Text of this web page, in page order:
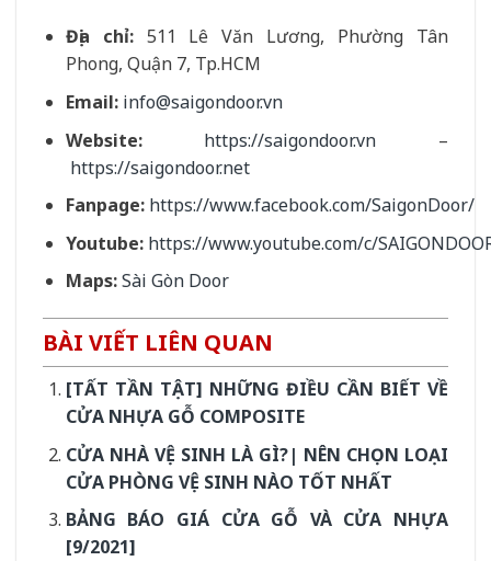
Địa chỉ:511 Lê Văn Lương, Phường Tân
Phong, Quận 7, Tp.HCM
Email: info@saigondoor.vn
Website:
https://saigondoor.vn –
https://saigondoor.net
Fanpage: https://www.facebook.com/SaigonDoor/
Youtube: https://www.youtube.com/c/
Maps:Sài Gòn Door
BÀI VIẾT LIÊN QUAN
[TẤT TẦN TẬT] NHỮNG ĐIỀU CẦN BIẾT VỀ
CỬA NHỰA GỖ COMPOSITE
CỬA NHÀ VỆ SINH LÀ GÌ?| NÊN CHỌN LOẠI
CỬA PHÒNG VỆ SINH NÀO TỐT NHẤT
BẢNG BÁO GIÁ CỬA GỖ VÀ CỬA NHỰA
[9/2021]